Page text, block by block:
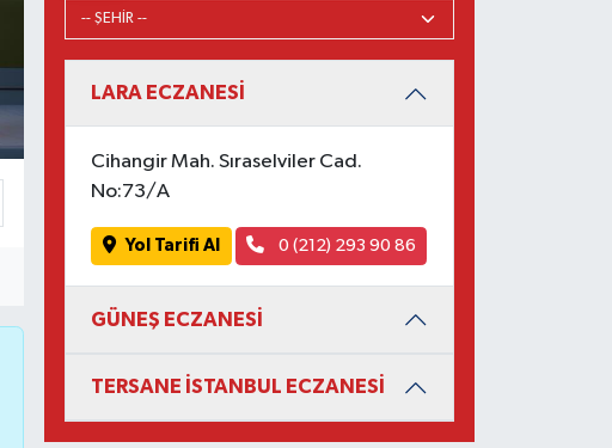
LARA ECZANESİ
Cihangir Mah. Sıraselviler Cad.
No:73/A
Yol Tarifi Al 0 (212) 293 90 86
GÜNEŞ ECZANESİ
TERSANE İSTANBUL ECZANESİ